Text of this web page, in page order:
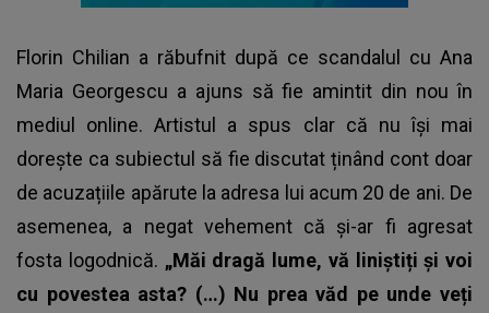
Florin Chilian a răbufnit după ce scandalul cu Ana
Maria Georgescu a ajuns să fie amintit din nou în
mediul online. Artistul a spus clar că nu își mai
dorește ca subiectul să fie discutat ținând cont doar
de acuzațiile apărute la adresa lui acum 20 de ani. De
asemenea, a negat vehement că și-ar fi agresat
fosta logodnică. „Măi dragă lume, vă liniștiți și voi
cu povestea asta? (…) Nu prea văd pe unde veți